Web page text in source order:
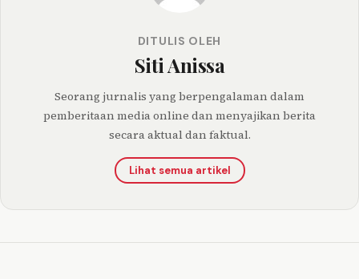
DITULIS OLEH
Siti Anissa
Seorang jurnalis yang berpengalaman dalam
pemberitaan media online dan menyajikan berita
secara aktual dan faktual.
Lihat semua artikel